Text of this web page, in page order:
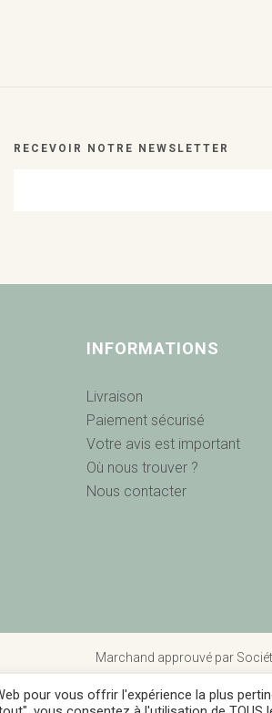
RECEVOIR NOTRE NEWSLETTER
INFORMATIONS
Livraison
Paiement sécurisé
Votre avis est important
Où nous trouver ?
Nous contacter
Marchand approuvé par
Mentions
pour vous offrir l'expérience la plus